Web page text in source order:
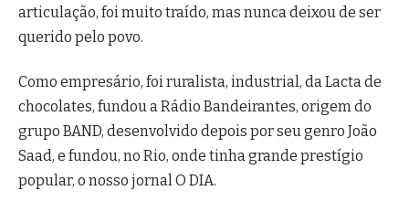
articulação, foi muito traído, mas nunca deixou de ser
querido pelo povo.
Como empresário, foi ruralista, industrial, da Lacta de
chocolates, fundou a Rádio Bandeirantes, origem do
grupo BAND, desenvolvido depois por seu genro João
Saad, e fundou, no Rio, onde tinha grande prestígio
popular, o nosso jornal O DIA.